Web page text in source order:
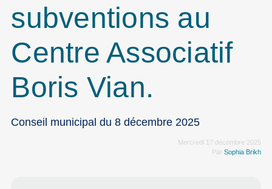
subventions au
Centre Associatif
Boris Vian.
Conseil municipal du 8 décembre 2025
Mercredi 17 décembre 2025
Par Sophia Brikh